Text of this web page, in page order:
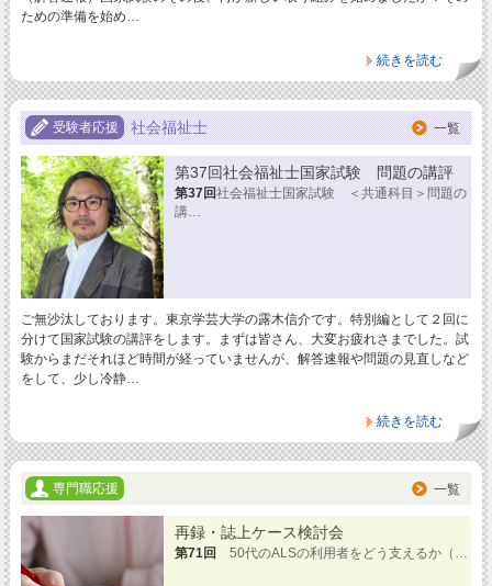
ための準備を始め…
続きを読む
受験者応援 社会福祉士 一覧
第37回社会福祉士国家試験 問題の講評
第37回社会福祉士国家試験 ＜共通科目＞問題の
講…
ご無沙汰しております。東京学芸大学の露木信介です。特別編として２回に
分けて国家試験の講評をします。まずは皆さん、大変お疲れさまでした。試
験からまだそれほど時間が経っていませんが、解答速報や問題の見直しなど
をして、少し冷静…
続きを読む
専門職応援 一覧
再録・誌上ケース検討会
第71回 50代のALSの利用者をどう支えるか（…